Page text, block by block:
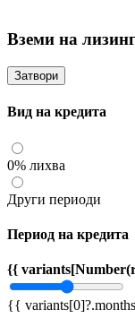
Вземи на
Затвори
Вид на кредита
0% лихва
Други периоди
Период на кредита
{{
{{